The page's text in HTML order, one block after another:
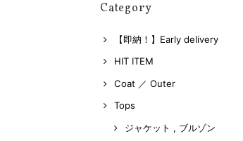
Category
【即納！】Early delivery
HIT ITEM
Coat ／ Outer
Tops
ジャケット , ブルゾン